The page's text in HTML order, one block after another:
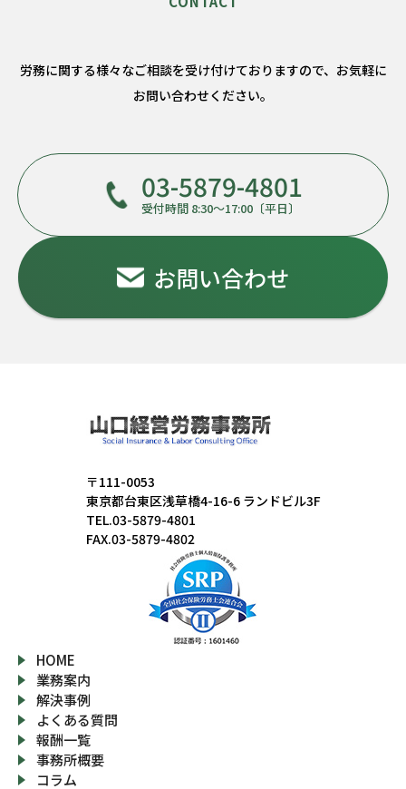
労務に関する様々なご相談を受け付けておりますので、 お気軽に
お問い合わせください。
03-5879-4801
受付時間 8:30～17:00〔平日〕
お問い合わせ
〒111-0053
東京都台東区浅草橋4-16-6 ランドビル3F
TEL.03-5879-4801
FAX.03-5879-4802
HOME
業務案内
解決事例
よくある質問
報酬一覧
事務所概要
コラム